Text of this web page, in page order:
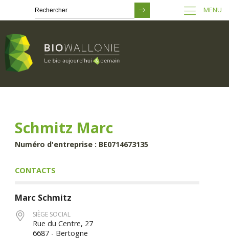
principal
MENU
Schmitz Marc
Numéro d'entreprise : BE0714673135
CONTACTS
Marc Schmitz
SIÈGE SOCIAL
Rue du Centre, 27
6687 - Bertogne